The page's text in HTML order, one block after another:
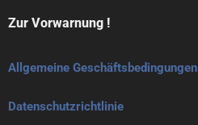
Zur Vorwarnung !
Allgemeine Geschäftsbedingungen
Datenschutzrichtlinie